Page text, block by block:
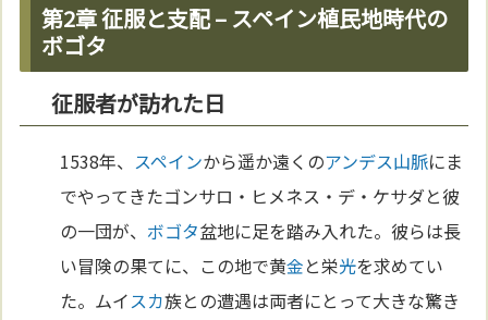
第2章 征服と支配 – スペイン植民地時代の
ボゴタ
征服者が訪れた日
1538年、 スペインから遥か遠くのアンデス山脈にま
でやってきたゴンサロ・ヒメネス・デ・ケサダと彼
の一団が、 ボゴタ盆地に足を踏み入れた。彼らは長
い冒険の果てに、この地で黄金と栄光を求めてい
た。ムイスカ族との遭遇は両者にとって大きな驚き